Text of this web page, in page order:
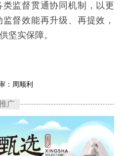
监督贯通协同机制，以更
督效能再升级、再提效，
坚实保障。
：周顺利
广